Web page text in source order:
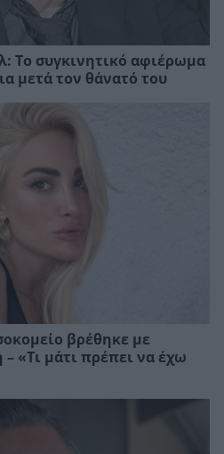
Το συγκινητικό αφιέρωμα
μετά τον θάνατό του
βρέθηκε με
«Τι μάτι πρέπει να έχω